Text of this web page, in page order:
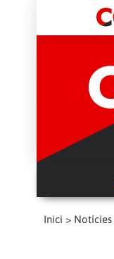
Inici > Notícies